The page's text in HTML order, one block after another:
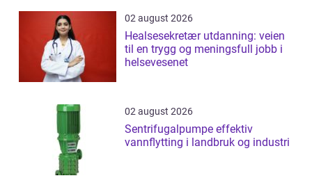
02 august 2026
Healsesekretær utdanning: veien
til en trygg og meningsfull jobb i
helsevesenet
02 august 2026
Sentrifugalpumpe effektiv
vannflytting i landbruk og industri